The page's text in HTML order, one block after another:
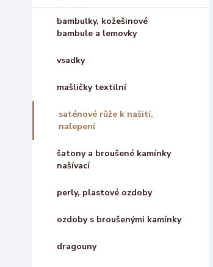
bambulky, kožešinové
bambule a lemovky
vsadky
mašličky textilní
saténové růže k našití,
nalepení
šatony a broušené kamínky
našívací
perly, plastové ozdoby
ozdoby s broušenými kamínky
dragouny